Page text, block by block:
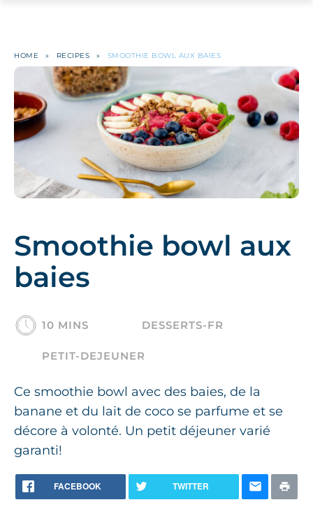
HOME » RECIPES » SMOOTHIE BOWL AUX BAIES
Smoothie bowl aux
baies
10 MINS DESSERTS-FR
PETIT-DEJEUNER
Ce smoothie bowl avec des baies, de la
banane et du lait de coco se parfume et se
décore à volonté. Un petit déjeuner varié
garanti!
FACEBOOK TWITTER